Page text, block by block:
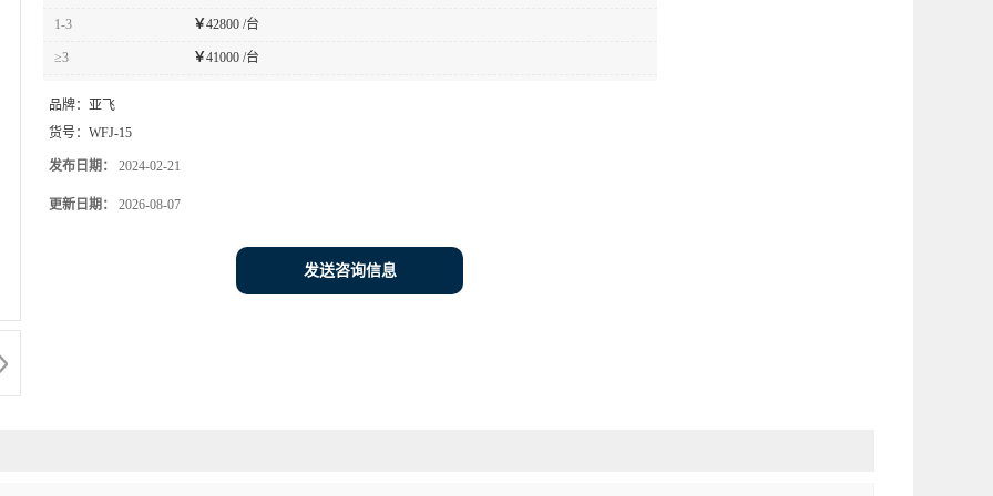
1-3 ￥42800 /台
≥3 ￥41000 /台
品牌： 亚飞
货号： WFJ-15
发布日期： 2024-02-21
更新日期： 2026-08-07
发送咨询信息